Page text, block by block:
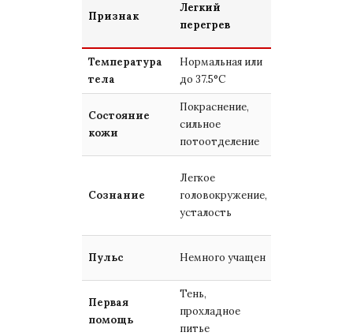
Признак
Легкий
перегрев
Температура
тела
Нормальная или
до 37.5°C
Состояние
кожи
Покраснение,
сильное
потоотделение
Сознание
Легкое
головокружение,
усталость
Пульс Немного учащен
Первая
помощь
Тень,
прохладное
питье